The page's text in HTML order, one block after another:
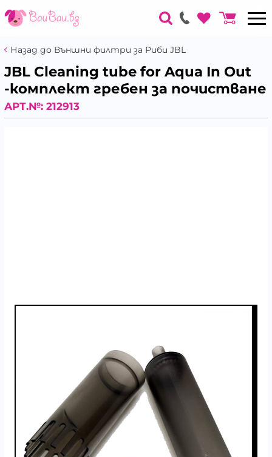
Назад до Външни филтри за Риби JBL
JBL Cleaning tube for Aqua In Out
-комплект гребен за почистване
АРТ.№: 212913